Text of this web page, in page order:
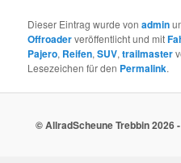
Dieser Eintrag wurde vonadmin
Offroaderveröffentlicht und mit
Pajero, Reifen,SUV,trailmaster
Lesezeichen für den Permalink.
© AllradScheune Trebbin 2026